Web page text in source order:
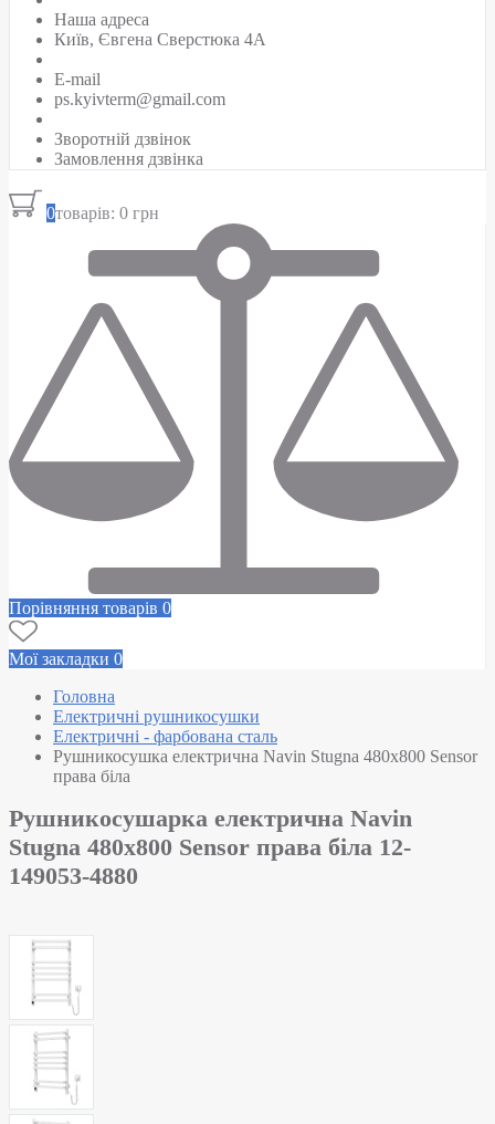
Наша адреса
Київ, Євгена Сверстюка 4А
E-mail
ps.kyivterm@gmail.com
Зворотній дзвінок
Замовлення дзвінка
0товарів: 0 грн
Порівняння товарів 0
Мої закладки 0
Головна
Електричні рушникосушки
Електричні - фарбована сталь
Рушникосушка електрична Navin Stugna 480х800 Sensor
права біла
Рушникосушарка електрична Navin
Stugna 480х800 Sensor права біла 12-
149053-4880